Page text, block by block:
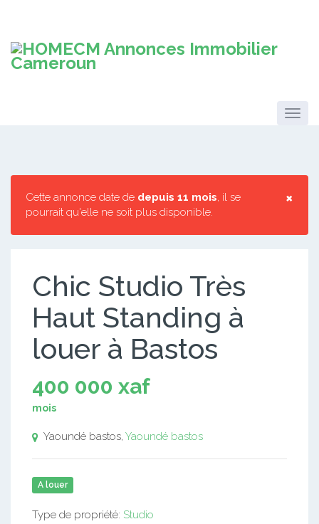
×
Cette annonce date de depuis 11 mois, il se
pourrait qu'elle ne soit plus disponible.
Chic Studio Très
Haut Standing à
louer à Bastos
400 000 xaf
mois
Yaoundé bastos, Yaoundé bastos
A louer
Type de propriété: Studio